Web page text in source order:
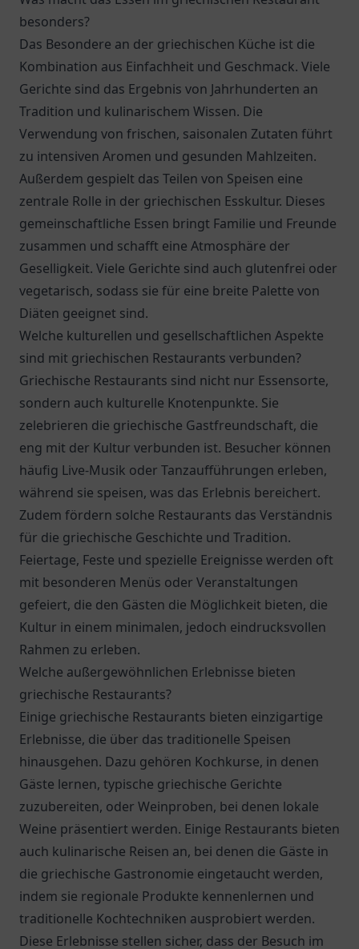
besonders?
Das Besondere an der griechischen Küche ist die
Kombination aus Einfachheit und Geschmack. Viele
Gerichte sind das Ergebnis von Jahrhunderten an
Tradition und kulinarischem Wissen. Die
Verwendung von frischen, saisonalen Zutaten führt
zu intensiven Aromen und gesunden Mahlzeiten.
Außerdem gespielt das Teilen von Speisen eine
zentrale Rolle in der griechischen Esskultur. Dieses
gemeinschaftliche Essen bringt Familie und Freunde
zusammen und schafft eine Atmosphäre der
Geselligkeit. Viele Gerichte sind auch glutenfrei oder
vegetarisch, sodass sie für eine breite Palette von
Diäten geeignet sind.
Welche kulturellen und gesellschaftlichen Aspekte
sind mit griechischen Restaurants verbunden?
Griechische Restaurants sind nicht nur Essensorte,
sondern auch kulturelle Knotenpunkte. Sie
zelebrieren die griechische Gastfreundschaft, die
eng mit der Kultur verbunden ist. Besucher können
häufig Live-Musik oder Tanzaufführungen erleben,
während sie speisen, was das Erlebnis bereichert.
Zudem fördern solche Restaurants das Verständnis
für die griechische Geschichte und Tradition.
Feiertage, Feste und spezielle Ereignisse werden oft
mit besonderen Menüs oder Veranstaltungen
gefeiert, die den Gästen die Möglichkeit bieten, die
Kultur in einem minimalen, jedoch eindrucksvollen
Rahmen zu erleben.
Welche außergewöhnlichen Erlebnisse bieten
griechische Restaurants?
Einige griechische Restaurants bieten einzigartige
Erlebnisse, die über das traditionelle Speisen
hinausgehen. Dazu gehören Kochkurse, in denen
Gäste lernen, typische griechische Gerichte
zuzubereiten, oder Weinproben, bei denen lokale
Weine präsentiert werden. Einige Restaurants bieten
auch kulinarische Reisen an, bei denen die Gäste in
die griechische Gastronomie eingetaucht werden,
indem sie regionale Produkte kennenlernen und
traditionelle Kochtechniken ausprobiert werden.
Diese Erlebnisse stellen sicher, dass der Besuch im